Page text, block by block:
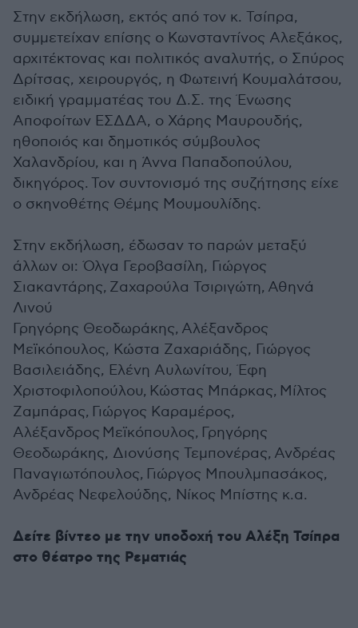
Στην εκδήλωση, εκτός από τον κ. Τσίπρα,
συμμετείχαν επίσης ο Κωνσταντίνος Αλεξάκος,
αρχιτέκτονας και πολιτικός αναλυτής, ο Σπύρος
Δρίτσας, χειρουργός, η Φωτεινή Κουμαλάτσου,
ειδική γραμματέας του Δ.Σ. της Ένωσης
Αποφοίτων ΕΣΔΔΑ, ο Χάρης Μαυρουδής,
ηθοποιός και δημοτικός σύμβουλος
Χαλανδρίου, και η Άννα Παπαδοπούλου,
δικηγόρος. Τον συντονισμό της συζήτησης είχε
ο σκηνοθέτης Θέμης Μουμουλίδης.
Στην εκδήλωση, έδωσαν το παρών μεταξύ
άλλων οι: Όλγα Γεροβασίλη, Γιώργος
Σιακαντάρης, Ζαχαρούλα Τσιριγώτη, Αθηνά
Λινού
Γρηγόρης Θεοδωράκης, Αλέξανδρος
Μεϊκόπουλος, Κώστα Ζαχαριάδης, Γιώργος
Βασιλειάδης, Ελένη Αυλωνίτου, Έφη
Χριστοφιλοπούλου, Κώστας Μπάρκας, Μίλτος
Ζαμπάρας, Γιώργος Καραμέρος,
Αλέξανδρος Μεϊκόπουλος, Γρηγόρης
Θεοδωράκης, Διονύσης Τεμπονέρας, Ανδρέας
Παναγιωτόπουλος, Γιώργος Μπουλμπασάκος,
Ανδρέας Νεφελούδης, Νίκος Μπίστης κ.α.
Δείτε βίντεο με την υποδοχή του Αλέξη Τσίπρα
στο θέατρο της Ρεματιάς